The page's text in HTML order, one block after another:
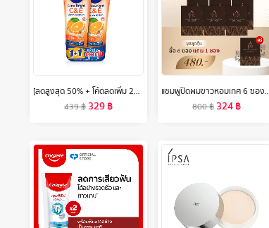
[ลดสูงสุด 50% + โค้ดลดเพิ่ม 20%]นีเวียเอ็กซ์ตร้า ไบรท์ ซี แอนด์ อีวิตามิน โลชั่น 320มล. 2 ชิ้น NIVEA
439฿ 329฿
แชมพูปิดผมขาวหอ
800฿ 324฿